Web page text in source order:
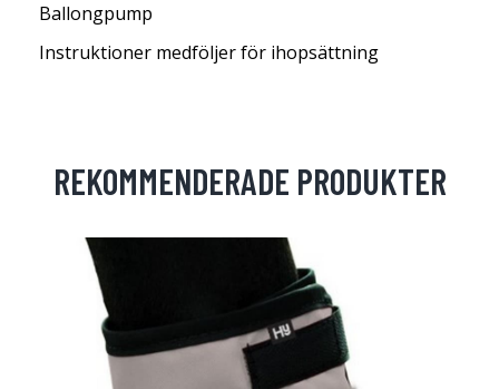
Ballongpump
Instruktioner medföljer för ihopsättning
REKOMMENDERADE PRODUKTER